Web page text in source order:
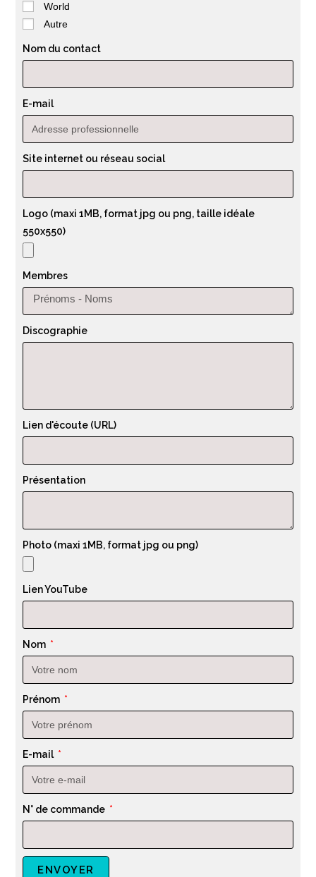
World
Autre
Nom du contact
E-mail
Site internet ou réseau social
Logo (maxi 1MB, format jpg ou png, taille idéale
550x550)
Membres
Discographie
Lien d'écoute (URL)
Présentation
Photo (maxi 1MB, format jpg ou png)
Lien YouTube
Nom
Prénom
E-mail
N° de commande
ENVOYER